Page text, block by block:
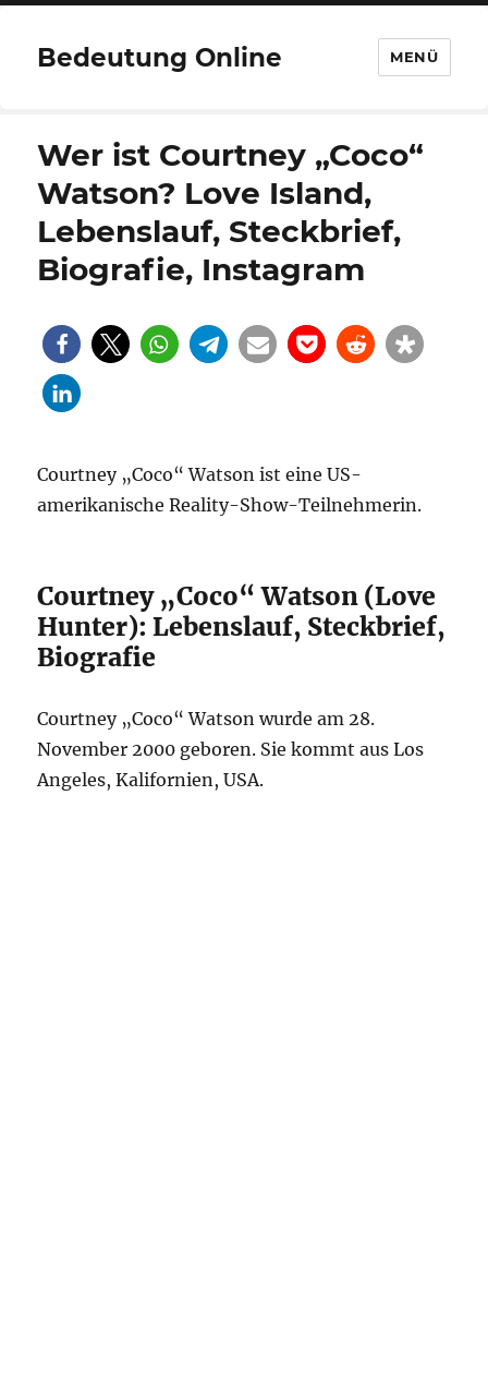
Bedeutung Online MENÜ
Wer ist Courtney „Coco“
Watson? Love Island,
Lebenslauf, Steckbrief,
Biografie, Instagram
Courtney „Coco“ Watson ist eine US-
amerikanische Reality-Show-Teilnehmerin.
Courtney „Coco“ Watson (Love
Hunter): Lebenslauf, Steckbrief,
Biografie
Courtney „Coco“ Watson wurde am 28.
November 2000 geboren. Sie kommt aus Los
Angeles, Kalifornien, USA.